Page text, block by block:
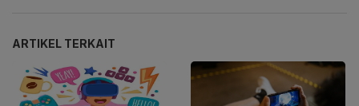
ARTIKEL TERKAIT